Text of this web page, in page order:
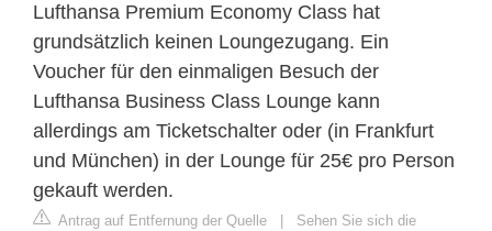
Lufthansa Premium Economy Class hat
grundsätzlich keinen Loungezugang. Ein
Voucher für den einmaligen Besuch der
Lufthansa Business Class Lounge kann
allerdings am Ticketschalter oder (in Frankfurt
und München) in der Lounge für 25€ pro Person
gekauft werden.
Antrag auf Entfernung der Quelle
Sehen Sie sich die